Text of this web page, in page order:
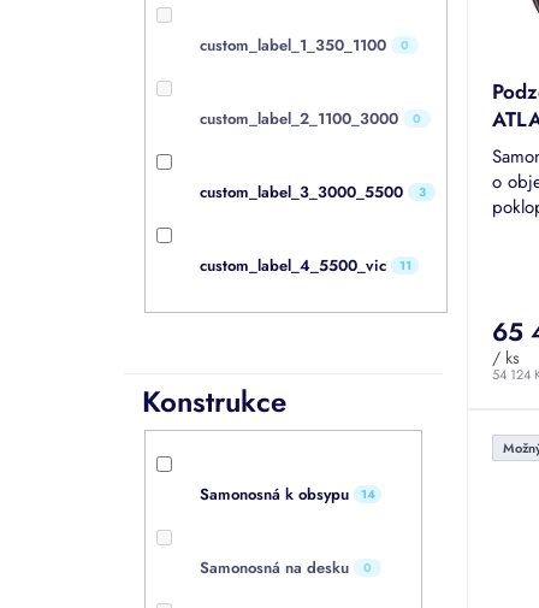
custom_label_1_350_1100 0
custom_label_2_1100_3000 0
custom_label_3_3000_5500 3
custom_label_4_5500_vic 11
Konstrukce
Samonosná k obsypu 14
Samonosná na desku 0
o
je
5,0
z
54 124
65
/ ks